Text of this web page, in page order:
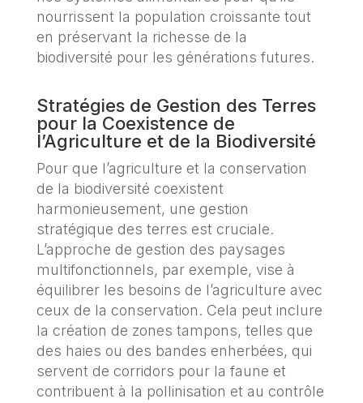
nourrissent la population croissante tout
en préservant la richesse de la
biodiversité pour les générations futures.
Stratégies de Gestion des Terres
pour la Coexistence de
l’Agriculture et de la Biodiversité
Pour que l’agriculture et la conservation
de la biodiversité coexistent
harmonieusement, une gestion
stratégique des terres est cruciale.
L’approche de gestion des paysages
multifonctionnels, par exemple, vise à
équilibrer les besoins de l’agriculture avec
ceux de la conservation. Cela peut inclure
la création de zones tampons, telles que
des haies ou des bandes enherbées, qui
servent de corridors pour la faune et
contribuent à la pollinisation et au contrôle